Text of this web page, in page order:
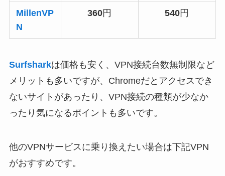
MillenVP
N
360円 540円
Surfsharkは価格も安く、VPN接続台数無制限など
メリットも多いですが、Chromeだと アクセスでき
ないサイトがあったり、VPN接続の種類が少なか
ったり 気になるポイントも多いです。
他のVPNサービスに乗り換えたい場合は下記VPN
がおすすめです。